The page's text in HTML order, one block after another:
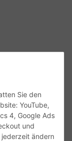
Sie den
YouTube,
4, Google Ads
und
ändern